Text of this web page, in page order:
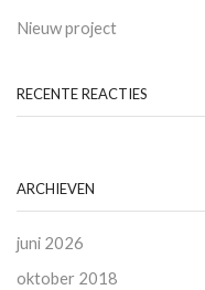
Nieuw project
RECENTE REACTIES
ARCHIEVEN
juni 2026
oktober 2018